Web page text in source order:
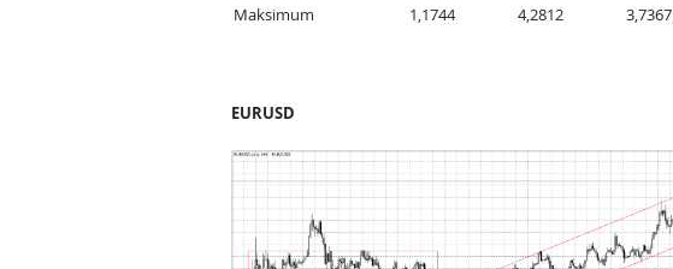
Maksimum
1,1744 4,2812 3,7367
EURUSD